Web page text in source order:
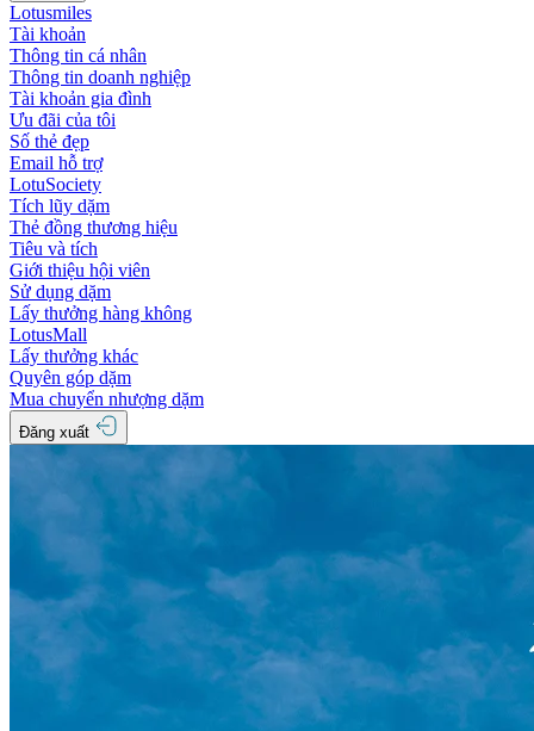
Lotusmiles
Tài khoản
Thông tin cá nhân
Thông tin doanh nghiệp
Tài khoản gia đình
Ưu đãi của tôi
Số thẻ đẹp
Email hỗ trợ
LotuSociety
Tích lũy dặm
Thẻ đồng thương hiệu
Tiêu và tích
Giới thiệu hội viên
Sử dụng dặm
Lấy thưởng hàng không
LotusMall
Lấy thưởng khác
Quyên góp dặm
Mua chuyển nhượng dặm
Đăng xuất